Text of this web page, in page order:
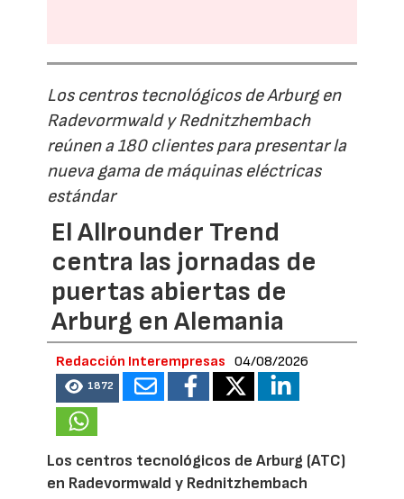
Los centros tecnológicos de Arburg en
Radevormwald y Rednitzhembach
reúnen a 180 clientes para presentar la
nueva gama de máquinas eléctricas
estándar
El Allrounder Trend
centra las jornadas de
puertas abiertas de
Arburg en Alemania
Redacción Interempresas 04/08/2026
1872
Los centros tecnológicos de Arburg (ATC)
en Radevormwald y Rednitzhembach